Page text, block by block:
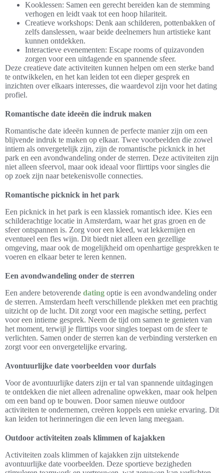
Kooklessen: Samen een gerecht bereiden kan de stemming
verhogen en leidt vaak tot een hoop hilariteit.
Creatieve workshops: Denk aan schilderen, pottenbakken of
zelfs danslessen, waar beide deelnemers hun artistieke kant
kunnen ontdekken.
Interactieve evenementen: Escape rooms of quizavonden
zorgen voor een uitdagende en spannende sfeer.
Deze creatieve date activiteiten kunnen helpen om een sterke band
te ontwikkelen, en het kan leiden tot een dieper gesprek en
inzichten over elkaars interesses, die waardevol zijn voor het dating
profiel.
Romantische date ideeën die indruk maken
Romantische date ideeën kunnen de perfecte manier zijn om een
blijvende indruk te maken op elkaar. Twee voorbeelden die zowel
intiem als onvergetelijk zijn, zijn de romantische picknick in het
park en een avondwandeling onder de sterren. Deze activiteiten zijn
niet alleen sfeervol, maar ook ideaal voor flirttips voor singles die
op zoek zijn naar betekenisvolle connecties.
Romantische picknick in het park
Een picknick in het park is een klassiek romantisch idee. Kies een
schilderachtige locatie in Amsterdam, waar het gras groen en de
sfeer ontspannen is. Zorg voor een kleed, wat lekkernijen en
eventueel een fles wijn. Dit biedt niet alleen een gezellige
omgeving, maar ook de mogelijkheid om openhartige gesprekken te
voeren en elkaar beter te leren kennen.
Een avondwandeling onder de sterren
Een andere betoverende dating optie is een avondwandeling onder
de sterren. Amsterdam heeft verschillende plekken met een prachtig
uitzicht op de lucht. Dit zorgt voor een magische setting, perfect
voor een intieme gesprek. Neem de tijd om samen te genieten van
het moment, terwijl je flirttips voor singles toepast om de sfeer te
verlichten. Samen onder de sterren kan de verbinding versterken en
zorgt voor een onvergetelijke ervaring.
Avontuurlijke date voorbeelden voor durfals
Voor de avontuurlijke daters zijn er tal van spannende uitdagingen
te ontdekken die niet alleen adrenaline opwekken, maar ook helpen
om een band op te bouwen. Door samen nieuwe outdoor
activiteiten te ondernemen, creëren koppels een unieke ervaring. Dit
kan leiden tot herinneringen die een leven lang meegaan.
Outdoor activiteiten zoals klimmen of kajakken
Activiteiten zoals klimmen of kajakken zijn uitstekende
avontuurlijke date voorbeelden. Deze sportieve bezigheden